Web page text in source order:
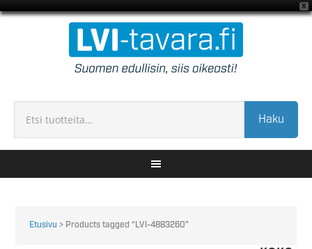
X
Haku
Etusivu > Products tagged “LVI-4883260”